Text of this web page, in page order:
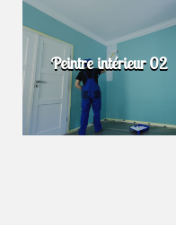
Peintre intérieur 02